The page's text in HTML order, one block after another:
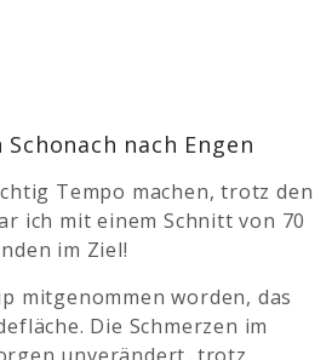
nach Engen
Tempo machen, trotz den
ich mit einem Schnitt von 70
im Ziel!
mitgenommen worden, das
Die Schmerzen im